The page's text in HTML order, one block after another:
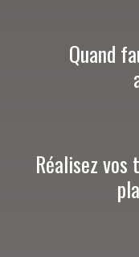
Quand
Réalisez